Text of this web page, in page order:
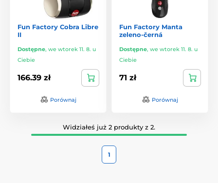
Fun Factory Cobra Libre
II
Dostępne, we wtorek 11. 8. u
Ciebie
166.39 zł
Porównaj
Fun Factory Manta
zeleno-černá
Dostępne, we wtorek 11. 8. u
Ciebie
71 zł
Porównaj
Widziałeś już 2 produkty z 2.
1